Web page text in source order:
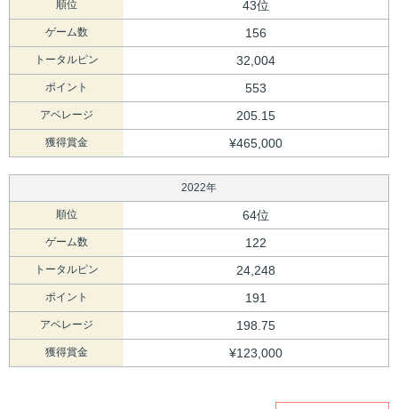
順位 43位
ゲーム数 156
トータルピン 32,004
ポイント 553
アベレージ 205.15
獲得賞金 ¥465,000
2022年
順位 64位
ゲーム数 122
トータルピン 24,248
ポイント 191
アベレージ 198.75
獲得賞金 ¥123,000